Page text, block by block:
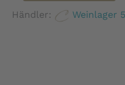
Händler: Weinlager 5